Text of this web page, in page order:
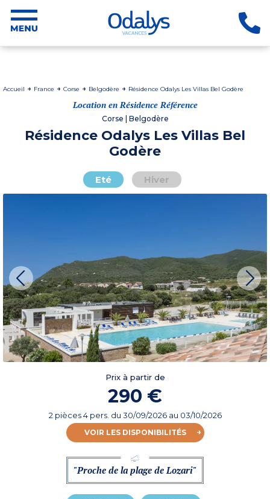
Accueil France Corse Belgodère Résidence Odalys Les Villas Bel Godère
Location en Résidence Référence
Corse | Belgodère
Résidence Odalys Les Villas Bel
Godère
Eté Hiver
Prix à partir de
290 €
2 pièces 4 pers. du 30/09/2026au 03/10/2026
VOIR LES DISPONIBILITÉS
"Proche de la plage de Lozari"